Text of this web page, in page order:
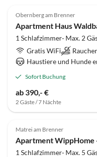
Obernberg am Brenner
Apartment Haus
1 Schlafzimmer· Max. 2
Gratis WiFi
Haustiere und Hunde
Sofort Buchung
ab 390,- €
2 Gäste / 7 Nächte
Matrei am Brenner
Apartment WippHome
1 Schlafzimmer· Max. 5